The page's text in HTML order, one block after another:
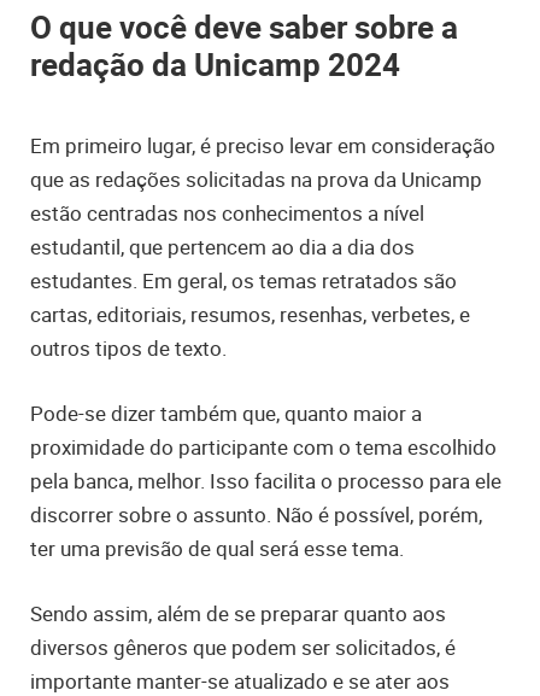
O que você deve saber sobre a
redação da Unicamp 2024
Em primeiro lugar, é preciso levar em consideração
que as redações solicitadas na prova da Unicamp
estão centradas nos conhecimentos a nível
estudantil, que pertencem ao dia a dia dos
estudantes. Em geral, os temas retratados são
cartas, editoriais, resumos, resenhas, verbetes, e
outros tipos de texto.
Pode-se dizer também que, quanto maior a
proximidade do participante com o tema escolhido
pela banca, melhor. Isso facilita o processo para ele
discorrer sobre o assunto. Não é possível, porém,
ter uma previsão de qual será esse tema.
Sendo assim, além de se preparar quanto aos
diversos gêneros que podem ser solicitados, é
importante manter-se atualizado e se ater aos